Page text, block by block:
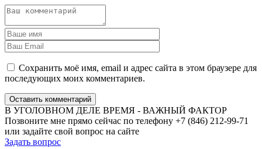
Сохранить моё имя, email и адрес сайта в этом браузере для
последующих моих комментариев.
Оставить комментарий
В УГОЛОВНОМ ДЕЛЕ ВРЕМЯ - ВАЖНЫЙ ФАКТОР
Позвоните мне прямо сейчас по телефону +7 (846) 212-99-71
или задайте свой вопрос на сайте
Задать вопрос